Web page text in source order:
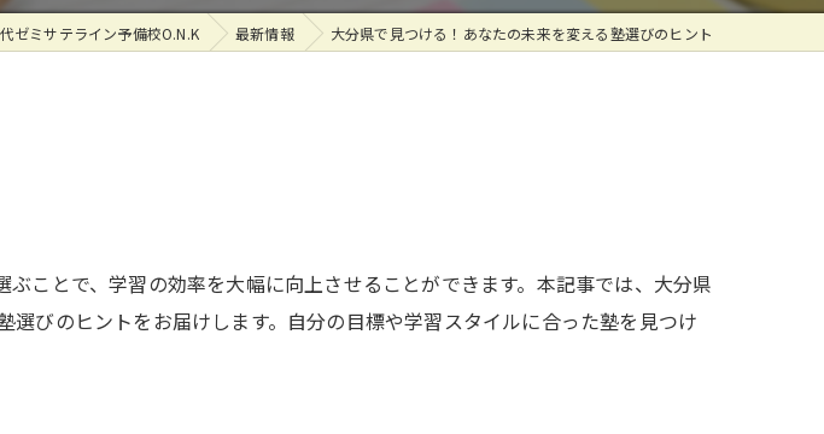
ゼミサテライン予備校O.N.K 最新情報 大分県で見つける！あなたの未来を変える塾選びのヒント
ことで、学習の効率を大幅に向上させることができます。本記事では、大分県
びのヒントをお届けします。自分の目標や学習スタイルに合った塾を見つけ